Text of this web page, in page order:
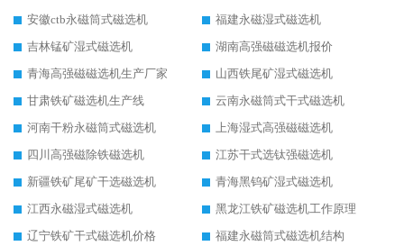
安徽ctb永磁筒式磁选机
福建永磁湿式磁选机
吉林锰矿湿式磁选机
湖南高强磁磁选机报价
青海高强磁磁选机生产厂家
山西铁尾矿湿式磁选机
甘肃铁矿磁选机生产线
云南永磁筒式干式磁选机
河南干粉永磁筒式磁选机
上海湿式高强磁磁选机
四川高强磁除铁磁选机
江苏干式选钛强磁选机
新疆铁矿尾矿干选磁选机
青海黑钨矿湿式磁选机
江西永磁湿式磁选机
黑龙江铁矿磁选机工作原理
辽宁铁矿干式磁选机价格
福建永磁筒式磁选机结构